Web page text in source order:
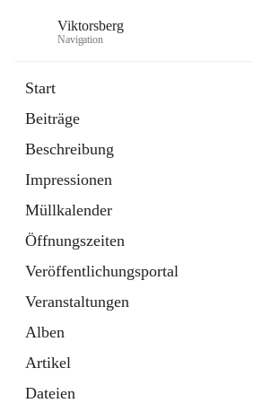
Viktorsberg
Navigation
Start
Beiträge
Beschreibung
Impressionen
Müllkalender
Öffnungszeiten
Veröffentlichungsportal
Veranstaltungen
Alben
Artikel
Dateien
1 Schnellzugriff
Bürgerservice
10 Schnellzugriffe